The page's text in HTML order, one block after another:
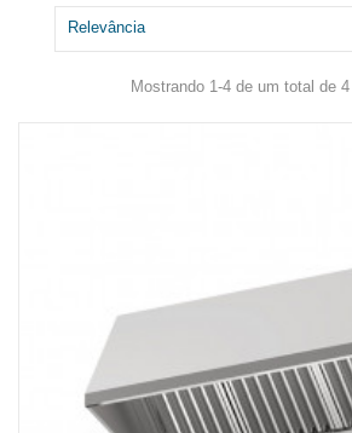
Relevância
Mostrando 1-4 de um total de